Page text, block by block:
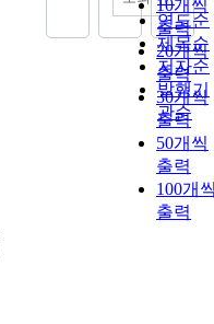
연도순
제목순
저자순
발행기
관순
10개씩
출력
20개씩
출력
30개씩
출력
50개씩
출력
100개
출력